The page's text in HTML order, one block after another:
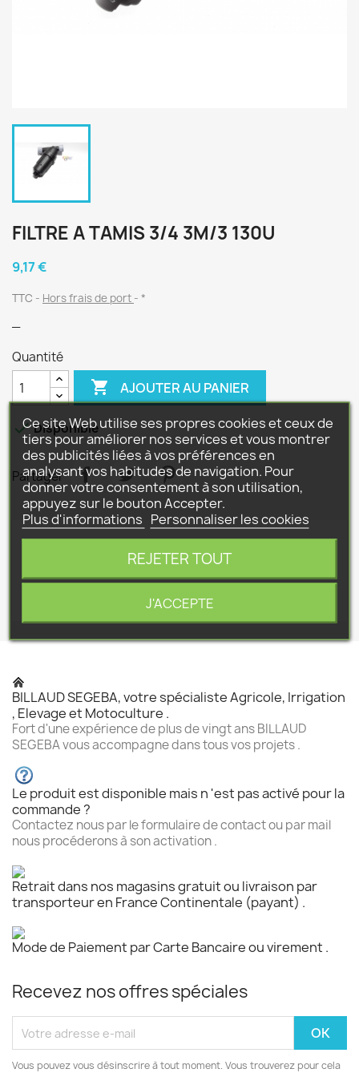
FILTRE A TAMIS 3/4 3M/3 130U
9,17 €
TTC Hors frais de port *
Quantité
 AJOUTER AU PANIER
Disponible
Partager
Détails du produit
BILLAUD SEGEBA, votre spécialiste Agricole, Irrigation
, Elevage et Motoculture .
Fort d'une expérience de plus de vingt ans BILLAUD
SEGEBA vous accompagne dans tous vos projets .
Le produit est disponible mais n 'est pas activé pour la
commande ?
Contactez nous par le formulaire de contact ou par mail
nous procéderons à son activation .
Retrait dans nos magasins gratuit ou livraison par
transporteur en France Continentale (payant) .
Mode de Paiement par Carte Bancaire ou virement .
Recevez nos offres spéciales
Vous pouvez vous désinscrire à tout moment. Vous trouverez pour cela
Ce site Web utilise ses propres cookies et ceux de
tiers pour améliorer nos services et vous montrer
des publicités liées à vos préférences en
analysant vos habitudes de navigation. Pour
donner votre consentement à son utilisation,
appuyez sur le bouton Accepter.
Plus d'informations Personnaliser les cookies
REJETER TOUT
J'ACCEPTE